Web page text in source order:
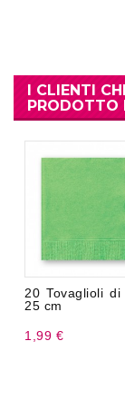
I CLIENTI
PRODOTTO
20 Tovaglioli di
25 cm
1,99 €